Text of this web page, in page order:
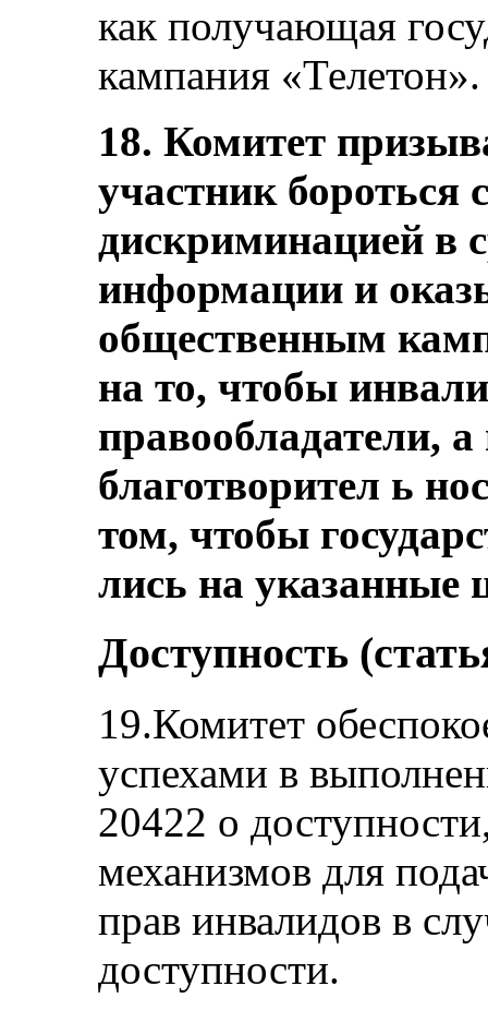
как получающая
кампания «Телетон».
18. Комитет
участник бороться
дискриминацией в
информации и
общественным
на то, чтобы
правообладатели,
благотворител ь
том, чтобы
лись на указанные
Доступность
19.Комитет
успехами в
20422 о
механизмов для
прав инвалидов в
доступности.